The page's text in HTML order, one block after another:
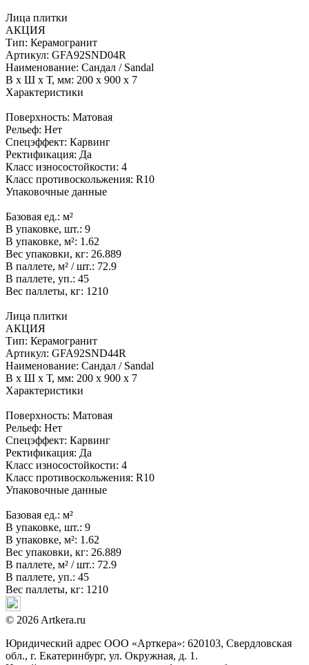
Лица плитки
АКЦИЯ
Тип: Керамогранит
Артикул: GFA92SND04R
Наименование: Сандал / Sandal
В x Ш x Т, мм: 200 x 900 x 7
Характеристики
Поверхность: Матовая
Рельеф: Нет
Спецэффект: Карвинг
Ректификация: Да
Класс износостойкости: 4
Класс противоскольжения: R10
Упаковочные данные
Базовая ед.: м²
В упаковке, шт.: 9
В упаковке, м²: 1.62
Вес упаковки, кг: 26.889
В паллете, м² / шт.: 72.9
В паллете, уп.: 45
Вес паллеты, кг: 1210
Лица плитки
АКЦИЯ
Тип: Керамогранит
Артикул: GFA92SND44R
Наименование: Сандал / Sandal
В x Ш x Т, мм: 200 x 900 x 7
Характеристики
Поверхность: Матовая
Рельеф: Нет
Спецэффект: Карвинг
Ректификация: Да
Класс износостойкости: 4
Класс противоскольжения: R10
Упаковочные данные
Базовая ед.: м²
В упаковке, шт.: 9
В упаковке, м²: 1.62
Вес упаковки, кг: 26.889
В паллете, м² / шт.: 72.9
В паллете, уп.: 45
Вес паллеты, кг: 1210
© 2026 Artkera.ru
Юридический адрес ООО «Арткера»: 620103, Свердловская
обл., г. Екатеринбург, ул. Окружная, д. 1.